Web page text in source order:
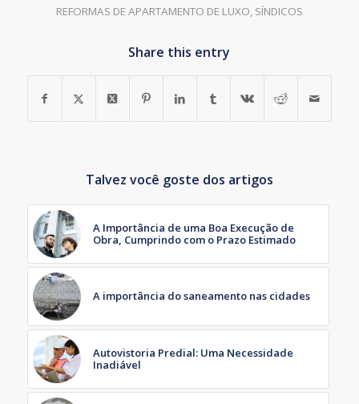
REFORMAS DE APARTAMENTO DE LUXO, SÍNDICOS
Share this entry
Talvez você goste dos artigos
A Importância de uma Boa Execução de
Obra, Cumprindo com o Prazo Estimado
A importância do saneamento nas cidades
Autovistoria Predial: Uma Necessidade
Inadiável